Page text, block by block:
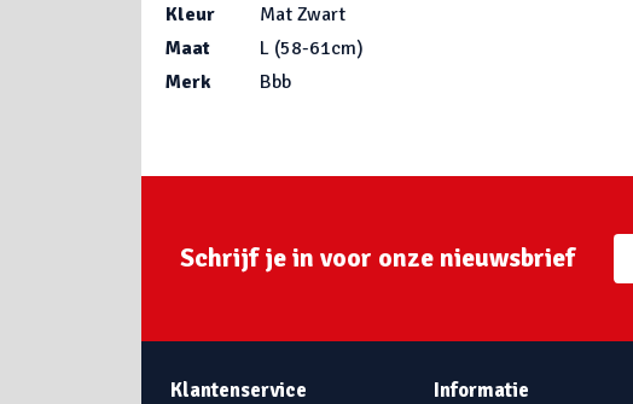
Kleur
Mat Zwart
Maat
L (58-61cm)
Merk
Bbb
Schrijf je in voor onze nieuwsbrief
Klantenservice Informatie